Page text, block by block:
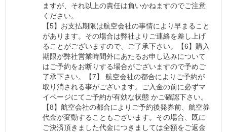
ますが、それ以上の責任は負いかねますのでご注意
ください。
【5】お支払期限は航空会社の事情により早まること
があります。その場合は弊社よりご連絡を差し上げ
ることがございますので、ご了承下さい。【6】購入
期限が弊社営業時間外にあたるお申し込みについて
はご予約をお断りする場合がございますので予めご
了承下さい。【7】 航空会社の都合によりご予約が
取り消される事がございます。ご入金の前に必ずマ
イページにてご予約が有効な状態 かご確認下さい。
【8】航空会社の都合によりご予約後発券前、航空券
代金が変動することもございます。その場合、既に
ご決済頂きました代金につきましては全額をご返金